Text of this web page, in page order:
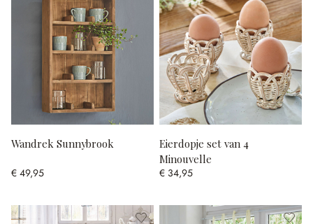
Wandrek Sunnybrook
€ 49,95
Eierdopje set van 4
Minouvelle
€ 34,95